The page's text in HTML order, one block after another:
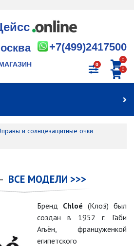
+7(499)2417500
0
0
0
и солнцезащитные очки
ВСЕ МОДЕЛИ >>>
Бренд Chloé (Клоэ́) был
создан в 1952 г. Габи
Агьён, француженкой
египетского